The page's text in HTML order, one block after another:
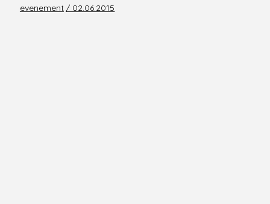
evenement / 02.06.2015